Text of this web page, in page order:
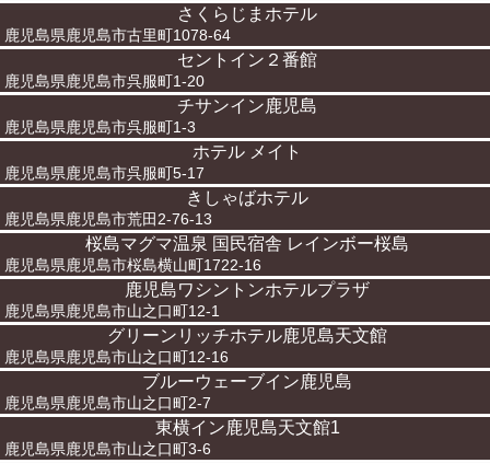
さくらじまホテル
鹿児島県鹿児島市古里町1078-64
セントイン２番館
鹿児島県鹿児島市呉服町1-20
チサンイン鹿児島
鹿児島県鹿児島市呉服町1-3
ホテル メイト
鹿児島県鹿児島市呉服町5-17
きしゃばホテル
鹿児島県鹿児島市荒田2-76-13
桜島マグマ温泉 国民宿舎 レインボー桜島
鹿児島県鹿児島市桜島横山町1722-16
鹿児島ワシントンホテルプラザ
鹿児島県鹿児島市山之口町12-1
グリーンリッチホテル鹿児島天文館
鹿児島県鹿児島市山之口町12-16
ブルーウェーブイン鹿児島
鹿児島県鹿児島市山之口町2-7
東横イン鹿児島天文館1
鹿児島県鹿児島市山之口町3-6